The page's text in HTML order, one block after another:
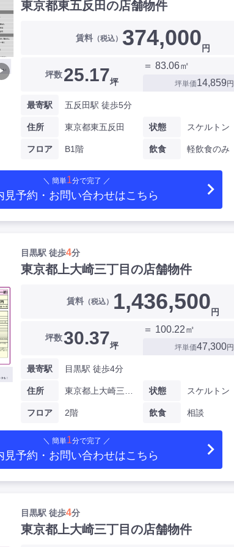
東京都東五反田の店舗物件
賃料 （税込） 374,000 円
坪数25.17坪
＝ 83.06㎡
坪単価14,859 円
最寄駅 五反田駅 徒歩5分
住所 東京都東五反田
フロア B1階
状態 スケルトン
飲食 軽飲食のみ
＼ 簡単1分で完了 ／
見予約・お問い合わせはこちら
目黒駅 徒歩4分
東京都上大崎三丁目の店舗物件
賃料 （税込） 1,436,500円
坪数30.37坪
＝ 100.22㎡
坪単価47,300円
最寄駅 目黒駅 徒歩4分
住所
フロア 2階
状態 スケルトン
飲食 相談
＼ 簡単1分で完了 ／
見予約・お問い合わせはこちら
目黒駅 徒歩4分
東京都上大崎三丁目の店舗物件